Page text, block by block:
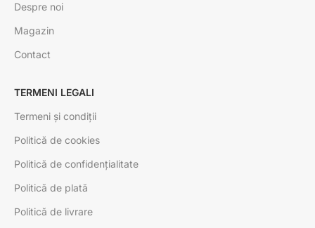
Despre noi
Magazin
Contact
TERMENI LEGALI
Termeni și condiții
Politică de cookies
Politică de confidențialitate
Politică de plată
Politică de livrare